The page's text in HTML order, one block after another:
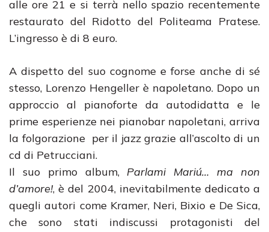
alle ore 21 e si terrà nello spazio recentemente
restaurato del Ridotto del Politeama Pratese.
L’ingresso è di 8 euro.
A dispetto del suo cognome e forse anche di sé
stesso, Lorenzo Hengeller è napoletano. Dopo un
approccio al pianoforte da autodidatta e le
prime esperienze nei pianobar napoletani, arriva
la folgorazione per il jazz grazie all’ascolto di un
cd di Petrucciani.
Il suo primo album, Parlami Mariú… ma non
d’amore!, è del 2004, inevitabilmente dedicato a
quegli autori come Kramer, Neri, Bixio e De Sica,
che sono stati indiscussi protagonisti del